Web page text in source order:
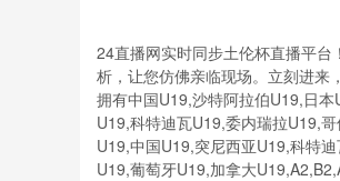
24直播网实时同步土伦杯直播平
析，让您仿佛亲临现场。立刻进来
拥有中国U19,沙特阿拉伯U19,日
U19,科特迪瓦U19,委内瑞拉U19,
U19,中国U19,突尼西亚U19,科特
U19,葡萄牙U19,加拿大